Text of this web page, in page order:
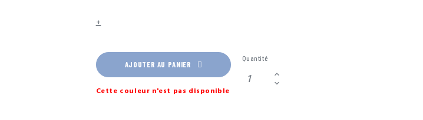
+
Quantité
AJOUTER AU PANIER
Cette couleur n'est pas disponible